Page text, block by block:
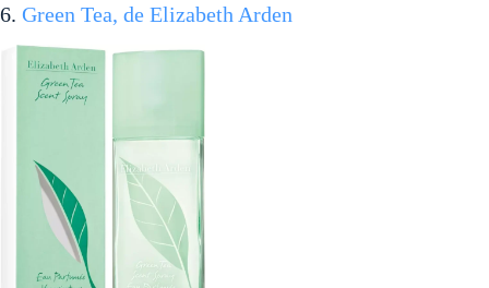
6. Green Tea, de Elizabeth Arden